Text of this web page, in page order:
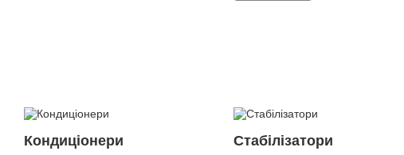
Кондиціонери Стабілізатори